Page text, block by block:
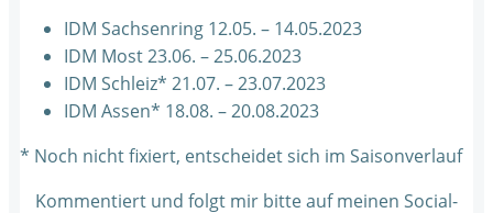
IDM Sachsenring 12.05. – 14.05.2023
IDM Most 23.06. – 25.06.2023
IDM Schleiz* 21.07. – 23.07.2023
IDM Assen* 18.08. – 20.08.2023
* Noch nicht fixiert, entscheidet sich im Saisonverlauf
Kommentiert und folgt mir bitte auf meinen Social-